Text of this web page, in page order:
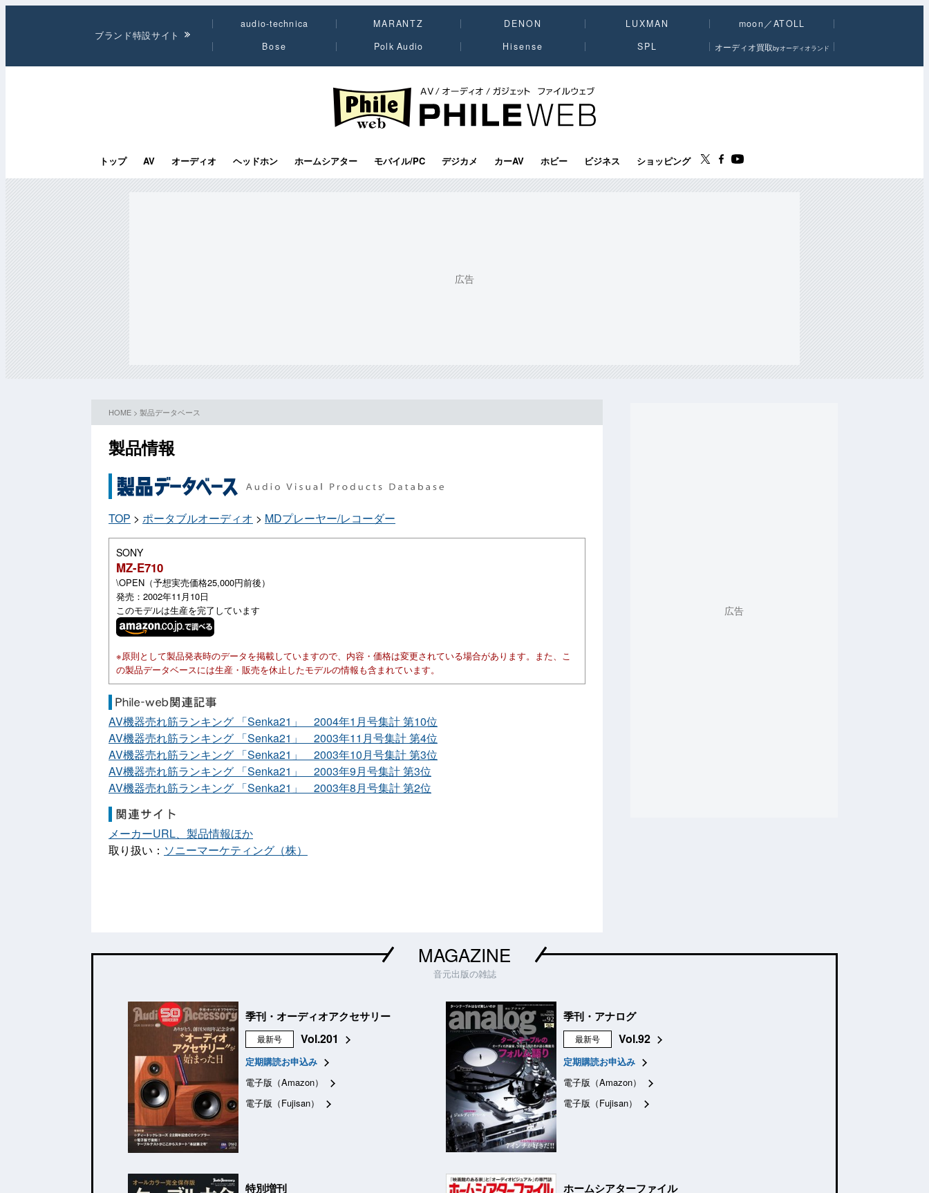
ブランド特設サイト
audio-technica MARANTZ DENON LUXMAN
moon／ATOLL
Bose
Polk Audio Hisense SPL オーディオ買取byオーディオランド
PHILE WEB｜AV/オーディオ/ガジェット
トップ AV オーディオ ヘッドホン ホームシアター モバイル/PC デジカメ カーAV ホビー ビジネス ショッピング
HOME > 製品データベース
製品情報
TOP > ポータブルオーディオ > MDプレーヤー/レコーダー
SONY
MZ-E710
\OPEN（予想実売価格25,000円前後）
発売：2002年11月10日
このモデルは生産を完了しています
※原則として製品発表時のデータを掲載していますので、内容・価格は変更されている場合があります。また、こ
の製品データベースには生産・販売を休止したモデルの情報も含まれています。
AV機器売れ筋ランキング 「Senka21」 2004年1月号集計 第10位
AV機器売れ筋ランキング 「Senka21」 2003年11月号集計 第4位
AV機器売れ筋ランキング 「Senka21」 2003年10月号集計 第3位
AV機器売れ筋ランキング 「Senka21」 2003年9月号集計 第3位
AV機器売れ筋ランキング 「Senka21」 2003年8月号集計 第2位
メーカーURL、製品情報ほか
取り扱い： ソニーマーケティング（株）
MAGAZINE
音元出版の雑誌
季刊・オーディオアクセサリー
最新号 Vol.201
定期購読お申込み
電子版（Amazon）
電子版（Fujisan）
季刊・アナログ
最新号 Vol.92
定期購読お申込み
電子版（Amazon）
電子版（Fujisan）
特別増刊
ホームシアターファイル